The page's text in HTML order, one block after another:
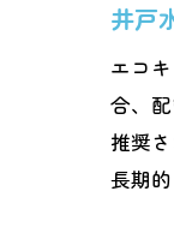
井戸
エコ
合、
推奨
長期